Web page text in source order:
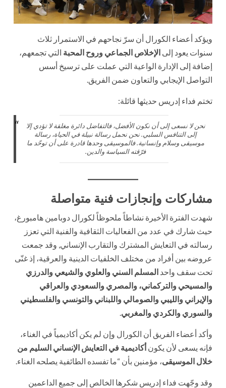
ويؤكد أعضاء الكورال أن سرّ نجاحهم في الاستمرار ثلاث
سنوات يعود إلى الإخلاص الجماعي وروح المحبة التي تجمعهم،
إضافة إلى الإدارة الواعية التي عملت على ترسيخ أسس
التواصل الإيجابي والتعاون ضمن الفريق.
تختم فداء إدريس حديثها قائلة:
نحن لا نسعى إلى أن نكون الأفضل، فالتفاضل دائرة مغلقة لا تؤدي إلا
إلى التنافس السلبي. نحن نحمل رسالة نبيلة في الحياة، رسالة
موسيقى وسلام وإنسانية. فالموسيقى وحدها قادرة على أن توحّد ما
فرّقته السياسة والدين.
مشاركات وإنجازات فنية متواصلة
شهدت الفترة الأخيرة نشاطاً ملحوظاً لكورال دوبامين هامبورغ،
حيث شارك في عدد من الفعاليات الثقافية والفنية التي تعزز
رسالته في التعايش المشترك والتقارب الإنساني, وقد جمعت
عروضه بين أفراد من مختلف الخلفيات الدينية والعرقية، إذ غنّى
تحت سقف واحد المسلم السني والعلوي والشيعي والدرزي
والمسيحي والتركماني، والمصري والسعودي والعراقي
والإيراني والليبي والصومالي واللبناني والتونسي والفلسطيني
والسوري والكردي والمغربي.
وأكد أعضاء الفريق أن الكورال وإن لم يكن أكاديمياً في الغناء،
فإنه يسعى لأن يكونأكاديمية في التعايش الإنساني السليم من
خلال الموسيقى، مؤمنين بأن “ما تفسده الطائفية يصلحه الغناء.
وقد وجّهت فداء إدريس شكرها الخالص إلى جميع الداعمين